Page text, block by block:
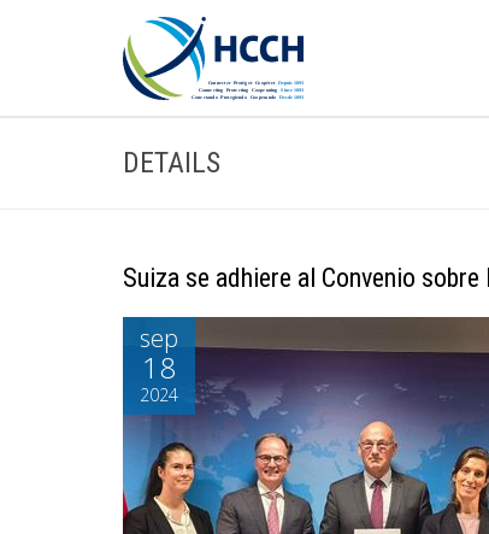
DETAILS
Suiza se adhiere al Convenio
sep
18
2024